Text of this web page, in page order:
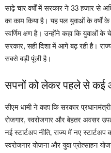
साढ़े चार वर्षों में सरकार ने 33 हजार से
का काम किया है। यह पल युवाओं के वर्षों
स्वर्णिम क्षण है। उन्होंने कहा कि युवाओं के
सरकार, सही दिशा में आगे बढ़ रही है।
सबसे बड़ी पूंजी है।
सपनों को लेकर पहले से कई
सीएम धामी ने कहा कि सरकार
रोजगार, स्वरोजगार और बेहतर अवसर
नई स्टार्टअप नीति, राज्य में नए
स्वरोजगार योजना और युवा प्रोत्साहन